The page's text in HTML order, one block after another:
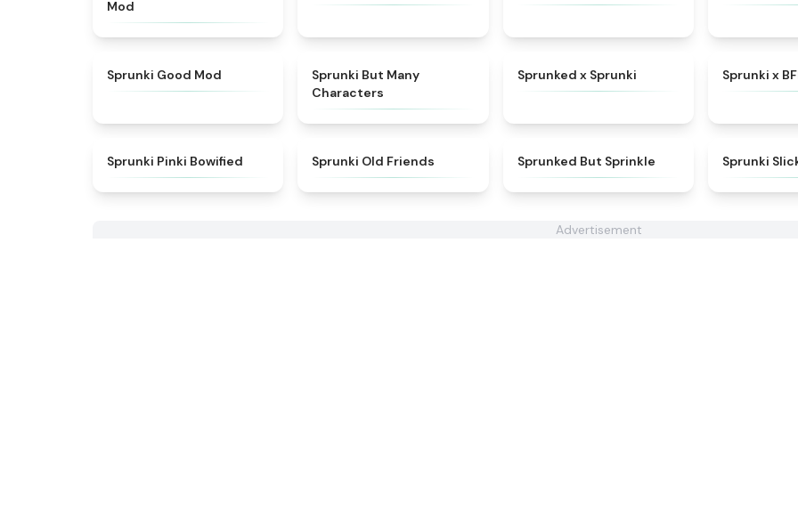
Mod
Sprunki Good Mod
Sprunki But Many
Characters
Sprunked x Sprunki Sprunki x
Sprunki Pinki Bowified Sprunki Old Friends Sprunked But Sprinkle Sprunki
Advertisement